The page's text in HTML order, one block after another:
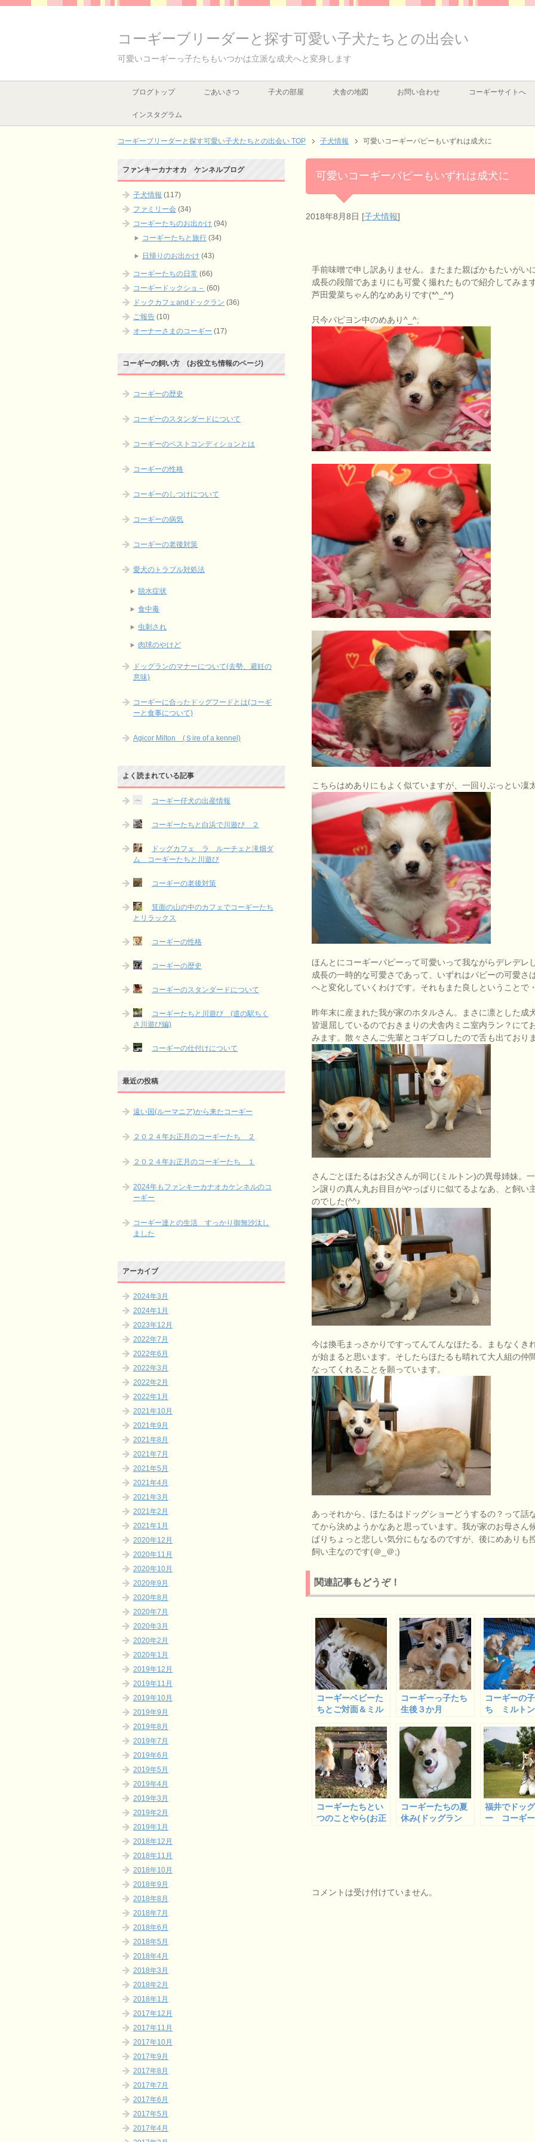
コーギーブリーダーと探す可愛い子犬たちとの出会い
可愛いコーギーっ子たちもいつかは立派な成犬へと変身します
ブログトップ ごあいさつ 子犬の部屋 犬舎の地図 お問い合わせ コーギーサイトへ
インスタグラム
コーギーブリーダーと探す可愛い子犬たちとの出会い TOP 子犬情報 可愛いコーギーパピーもいずれは成犬に
可愛いコーギーパピーもいずれは成犬に
2018年8月8日 [子犬情報]
手前味噌で申し訳ありません。またまた親ばかもたいがい
成長の段階であまりにも可愛く撮れたもので紹介してみま
芦田愛菜ちゃん的なめありです(*^_^*)
只今パピヨン中のめあり^_^;
こちらはめありにもよく似ていますが、一回りぶっとい凜
ほんとにコーギーパピーって可愛いって我ながらデレデレ
成長の一時的な可愛さであって、いずれはパピーの可愛さ
へと変化していくわけです。それもまた良しということで
昨年末に産まれた我が家のホタルさん。まさに凛とした成
皆退屈しているのでおきまりの犬舎内ミニ室内ラン？にて
みます。散々さんご先輩とコギプロしたので舌も出ており
さんごとほたるはお父さんが同じ(ミルトン)の異母姉妹。
ン譲りの真ん丸お目目がやっぱりに似てるよなあ、と飼い
のでした(^^♪
今は換毛まっさかりですってんてんなほたる。まもなくき
が始まると思います。そしたらほたるも晴れて大人組の仲
なってくれることを願っています。
あっそれから、ほたるはドッグショーどうするの？って話
てから決めようかなあと思っています。我が家のお母さん
ぱりちょっと悲しい気分にもなるのですが、後にめありも
飼い主なのです(＠_＠;)
関連記事もどうぞ！
コーギーベビーた
ちとご対面＆ミル
ーの出産予定
コーギーっ子たち
生後３か月
コーギーの
ち ミルト
の全員写真
ショット
コーギーたちとい
つのことやら(お正
コーギーたちの夏
休み(ドッグラン
福井でドッ
ー コーギー
コメントは受け付けていません。
ファンキーカナオカ ケンネルブログ
子犬情報 (117)
ファミリー会 (34)
コーギーたちのお出かけ (94)
コーギーたちと旅行 (34)
日帰りのお出かけ (43)
コーギーたちの日常 (66)
コーギードックショ－ (60)
ドックカフェandドックラン (36)
ご報告 (10)
オーナーさまのコーギー (17)
コーギーの飼い方 (お役立ち情報のページ)
コーギーの歴史
コーギーのスタンダードについて
コーギーのベストコンディションとは
コーギーの性格
コーギーのしつけについて
コーギーの病気
コーギーの老後対策
愛犬のトラブル対処法
脱水症状
食中毒
虫刺され
肉球のやけど
ドッグランのマナーについて(去勢、避妊の
意味)
コーギーに合ったドッグフードとは(コーギ
ーと食事について)
Agicor Milton (Ｓire of a kennel)
よく読まれている記事
コーギー仔犬の出産情報
コーギーたちと白浜で川遊び ２
ドッグカフェ ラ ルーチェと滝畑ダ
ム コーギーたちと川遊び
コーギーの老後対策
箕面の山の中のカフェでコーギーたち
とリラックス
コーギーの性格
コーギーの歴史
コーギーのスタンダードについて
コーギーたちと川遊び (道の駅ちく
さ川遊び編)
コーギーの仕付けについて
最近の投稿
遠い国(ルーマニア)から来たコーギー
２０２４年お正月のコーギーたち ２
２０２４年お正月のコーギーたち １
2024年もファンキーカナオカケンネルのコ
ーギー
コーギー達との生活 すっかり御無沙汰し
ました
アーカイブ
2024年3月
2024年1月
2023年12月
2022年7月
2022年6月
2022年3月
2022年2月
2022年1月
2021年10月
2021年9月
2021年8月
2021年7月
2021年5月
2021年4月
2021年3月
2021年2月
2021年1月
2020年12月
2020年11月
2020年10月
2020年9月
2020年8月
2020年7月
2020年3月
2020年2月
2020年1月
2019年12月
2019年11月
2019年10月
2019年9月
2019年8月
2019年7月
2019年6月
2019年5月
2019年4月
2019年3月
2019年2月
2019年1月
2018年12月
2018年11月
2018年10月
2018年9月
2018年8月
2018年7月
2018年6月
2018年5月
2018年4月
2018年3月
2018年2月
2018年1月
2017年12月
2017年11月
2017年10月
2017年9月
2017年8月
2017年7月
2017年6月
2017年5月
2017年4月